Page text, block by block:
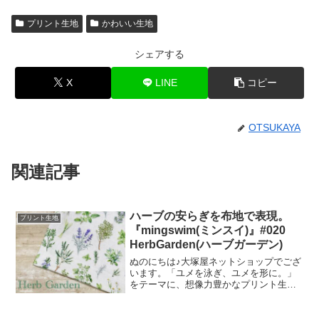
プリント生地 かわいい生地
シェアする
X LINE コピー
OTSUKAYA
関連記事
プリント生地
ハーブの安らぎを布地で表現。
『mingswim(ミンスイ)』#020
HerbGarden(ハーブガーデン)
ぬのにちは♪大塚屋ネットショップでござ
います。「ユメを泳ぎ、ユメを形に。」
をテーマに、想像力豊かなプリント生地